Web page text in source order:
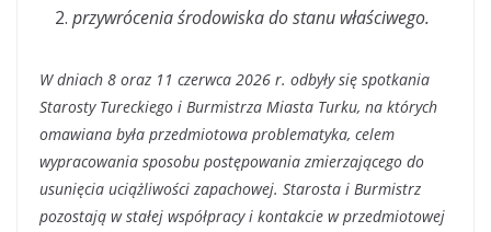
przywrócenia środowiska do stanu właściwego.
W dniach 8 oraz 11 czerwca 2026 r. odbyły się spotkania
Starosty Tureckiego i Burmistrza Miasta Turku, na których
omawiana była przedmiotowa problematyka, celem
wypracowania sposobu postępowania zmierzającego do
usunięcia uciążliwości zapachowej. Starosta i Burmistrz
pozostają w stałej współpracy i kontakcie w przedmiotowej